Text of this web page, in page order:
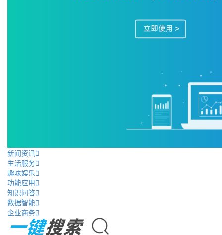
新闻资讯
生活服务
趣味娱乐
功能应用
知识问答
数据智能
企业商务